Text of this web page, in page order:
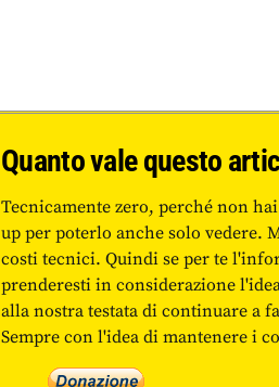
Quanto vale questo
Tecnicamente zero, perché non
up per poterlo anche solo vedere.
costi tecnici. Quindi se per te
prenderesti in considerazione
alla nostra testata di continuare a
Sempre con l'idea di mantenere i